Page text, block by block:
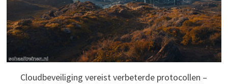
Cloudbeveiliging vereist verbeterde protocollen –